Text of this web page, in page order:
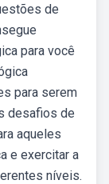
de
para você
para serem
desafios de
aqueles
e exercitar a
níveis.